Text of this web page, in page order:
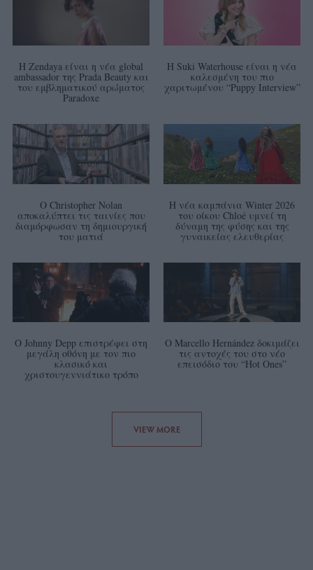
Η Zendaya είναι η νέα global
ambassador της Prada Beauty και
του εμβληματικού αρώματος
Paradoxe
Η Suki Waterhouse είναι η νέα
καλεσμένη του πιο
χαριτωμένου “Puppy Interview”
Ο Christopher Nolan
αποκαλύπτει τις ταινίες που
διαμόρφωσαν τη δημιουργική
του ματιά
Η νέα καμπάνια Winter 2026
του οίκου Chloé υμνεί τη
δύναμη της φύσης και της
γυναικείας ελευθερίας
Ο Johnny Depp επιστρέφει στη
μεγάλη οθόνη με τον πιο
κλασικό και
χριστουγεννιάτικο τρόπο
Ο Marcello Hernández δοκιμάζει
τις αντοχές του στο νέο
επεισόδιο του “Hot Ones”
VIEW MORE